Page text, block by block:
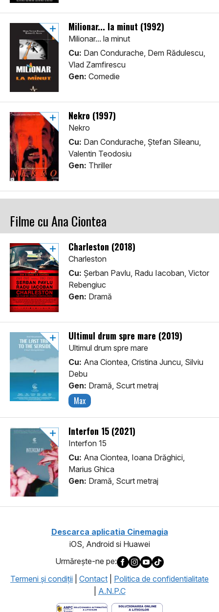
Milionar... la minut (1992)
Milionar... la minut
Cu: Dan Condurache, Dem Rădulescu,
Vlad Zamfirescu
Gen: Comedie
Nekro (1997)
Nekro
Cu: Dan Condurache, Ștefan Sileanu,
Valentin Teodosiu
Gen: Thriller
Filme cu Ana Ciontea
Charleston (2018)
Charleston
Cu: Șerban Pavlu, Radu Iacoban, Victor
Rebengiuc
Gen: Dramă
Ultimul drum spre mare (2019)
Ultimul drum spre mare
Cu: Ana Ciontea, Cristina Juncu, Silviu
Debu
Gen: Dramă, Scurt metraj
Max
Interfon 15 (2021)
Interfon 15
Cu: Ana Ciontea, Ioana Drăghici,
Marius Ghica
Gen: Dramă, Scurt metraj
Descarca aplicatia Cinemagia
iOS, Android si Huawei
Urmăreşte-ne pe:
Termeni şi condiţii
Contact
Politica de confidentialitate
A.N.P.C